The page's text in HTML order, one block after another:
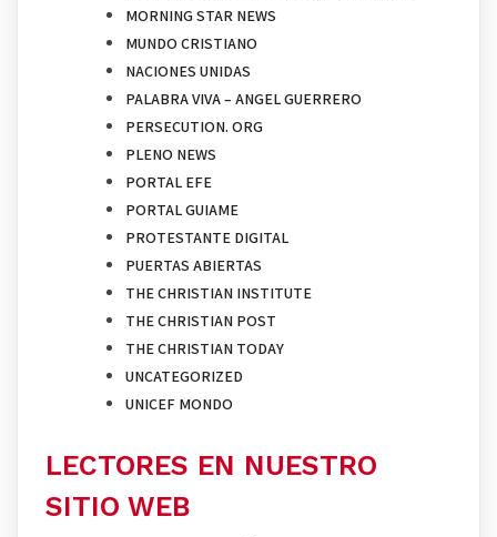
MORNING STAR NEWS
MUNDO CRISTIANO
NACIONES UNIDAS
PALABRA VIVA – ANGEL GUERRERO
PERSECUTION. ORG
PLENO NEWS
PORTAL EFE
PORTAL GUIAME
PROTESTANTE DIGITAL
PUERTAS ABIERTAS
THE CHRISTIAN INSTITUTE
THE CHRISTIAN POST
THE CHRISTIAN TODAY
UNCATEGORIZED
UNICEF MONDO
LECTORES EN NUESTRO
SITIO WEB